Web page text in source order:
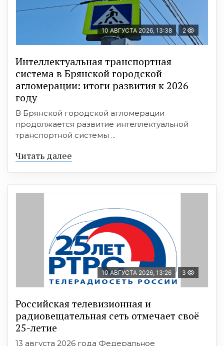
10 АВГУСТА 2026, 13:38 2
Интеллектуальная транспортная
система в Брянской городской
агломерации: итоги развития к 2026
году
В Брянской городской агломерации
продолжается развитие интеллектуальной
транспортной системы ...
Читать далее
10 АВГУСТА 2026, 13:26 3
Российская телевизионная и
радиовещательная сеть отмечает своё
25-летие
13 августа 2026 года Федеральное